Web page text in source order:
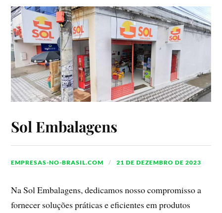
Sol Embalagens
EMPRESAS-NO-BRASIL.COM 21 DE DEZEMBRO DE 2023
Na Sol Embalagens, dedicamos nosso compromisso a
fornecer soluções práticas e eficientes em produtos